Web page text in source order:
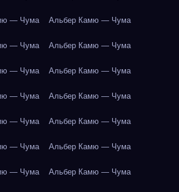
— Чума Альбер Камю — Чума
— Чума Альбер Камю — Чума
— Чума Альбер Камю — Чума
— Чума Альбер Камю — Чума
— Чума Альбер Камю — Чума
— Чума Альбер Камю — Чума
— Чума Альбер Камю — Чума